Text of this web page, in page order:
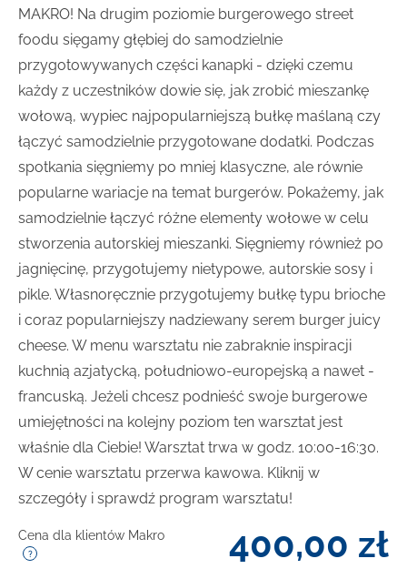
MAKRO! Na drugim poziomie burgerowego street
foodu sięgamy głębiej do samodzielnie
przygotowywanych części kanapki - dzięki czemu
każdy z uczestników dowie się, jak zrobić mieszankę
wołową, wypiec najpopularniejszą bułkę maślaną czy
łączyć samodzielnie przygotowane dodatki. Podczas
spotkania sięgniemy po mniej klasyczne, ale równie
popularne wariacje na temat burgerów. Pokażemy, jak
samodzielnie łączyć różne elementy wołowe w celu
stworzenia autorskiej mieszanki. Sięgniemy również po
jagnięcinę, przygotujemy nietypowe, autorskie sosy i
pikle. Własnoręcznie przygotujemy bułkę typu brioche
i coraz popularniejszy nadziewany serem burger juicy
cheese. W menu warsztatu nie zabraknie inspiracji
kuchnią azjatycką, południowo-europejską a nawet -
francuską. Jeżeli chcesz podnieść swoje burgerowe
umiejętności na kolejny poziom ten warsztat jest
właśnie dla Ciebie! Warsztat trwa w godz. 10:00-16:30.
W cenie warsztatu przerwa kawowa. Kliknij w
szczegóły i sprawdź program warsztatu!
Cena dla klientów Makro 400,00 zł